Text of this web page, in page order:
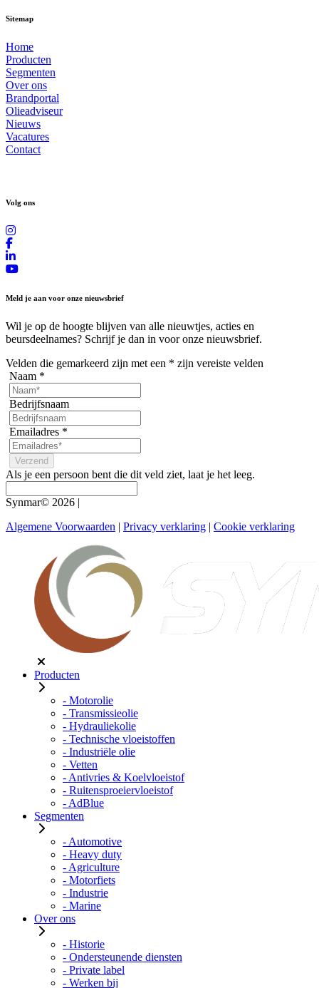
Sitemap
Home
Producten
Segmenten
Over ons
Brandportal
Olieadviseur
Nieuws
Vacatures
Contact
Volg ons
Meld je aan voor onze nieuwsbrief
Wil je op de hoogte blijven van alle nieuwtjes, acties en
beursdeelnames? Schrijf je dan in voor onze nieuwsbrief.
Velden die gemarkeerd zijn met een * zijn vereiste velden
Naam *
Bedrijfsnaam
Emailadres *
Als je een persoon bent die dit veld ziet, laat je het leeg.
Synmar© 2026 |
Algemene Voorwaarden | Privacy verklaring | Cookie verklaring
Producten
- Motorolie
- Transmissieolie
- Hydrauliekolie
- Technische vloeistoffen
- Industriële olie
- Vetten
- Antivries & Koelvloeistof
- Ruitensproeiervloeistof
- AdBlue
Segmenten
- Automotive
- Heavy duty
- Agriculture
- Motorfiets
- Industrie
- Marine
Over ons
- Historie
- Ondersteunende diensten
- Private label
- Werken bij